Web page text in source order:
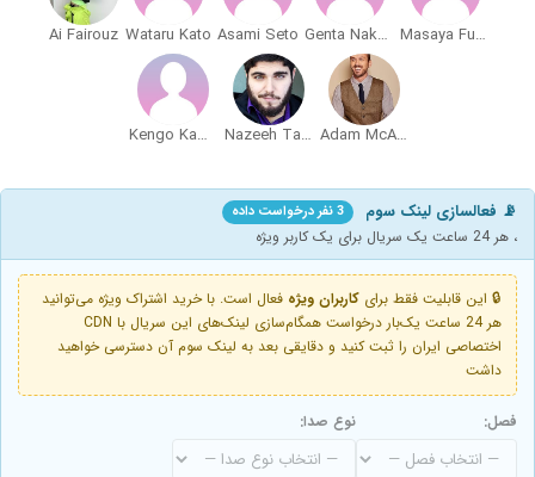
Masaya Fukunishi
Genta Nakamura
Asami Seto
Wataru Kato
Ai Fairouz
Adam McArthur
Nazeeh Tarsha
Kengo Kawanishi
📡 فعالسازی لینک سوم 3 نفر درخواست داده
، هر 24 ساعت یک سریال برای یک کاربر ویژه
🔒 این قابلیت فقط برای کاربران ویژه فعال است. با خرید اشتراک ویژه می‌توانید
هر 24 ساعت یک‌بار درخواست همگام‌سازی لینک‌های این سریال با CDN
اختصاصی ایران را ثبت کنید و دقایقی بعد به لینک سوم آن دسترسی خواهید
داشت
فصل: نوع صدا: